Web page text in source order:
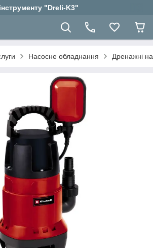
"Dreli-K3"
Насосне обладнання Дренажні